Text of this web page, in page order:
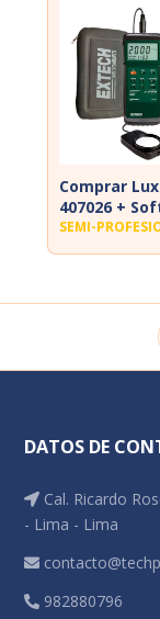
Comprar
407026 +
SEMI-
DATOS DE
Cal. Ricardo
- Lima - Lima
982880796